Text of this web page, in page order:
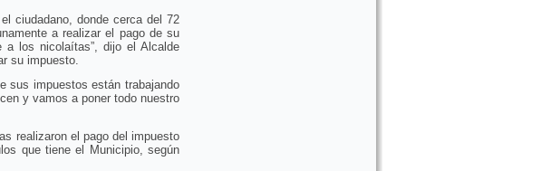
ciudadano, donde cerca del 72
a realizar el pago de su
a los nicolaítas”, dijo el Alcalde
su impuesto.
sus impuestos están trabajando
y vamos a poner todo nuestro
realizaron el pago del impuesto
que tiene el Municipio, según